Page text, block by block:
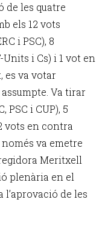
de les quatre
els 12 vots
i PSC), 8
i Cs) i 1 vot en
es va votar
assumpte. Va tirar
PSC i CUP), 5
vots en contra
va emetre
Meritxell
plenària en el
l’aprovació de les